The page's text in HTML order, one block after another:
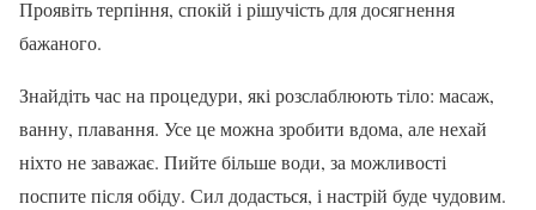
Проявіть терпіння, спокій і рішучість для досягнення
бажаного.
Знайдіть час на процедури, які розслаблюють тіло: масаж,
ванну, плавання. Усе це можна зробити вдома, але нехай
ніхто не заважає. Пийте більше води, за можливості
поспите після обіду. Сил додасться, і настрій буде чудовим.